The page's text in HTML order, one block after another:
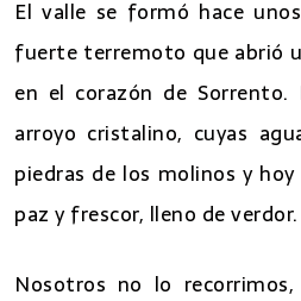
El valle se formó hace
fuerte terremoto que abrió
en el corazón de Sorrento.
arroyo cristalino, cuyas
piedras de los molinos y
paz y frescor, lleno de verdor.
Nosotros no lo